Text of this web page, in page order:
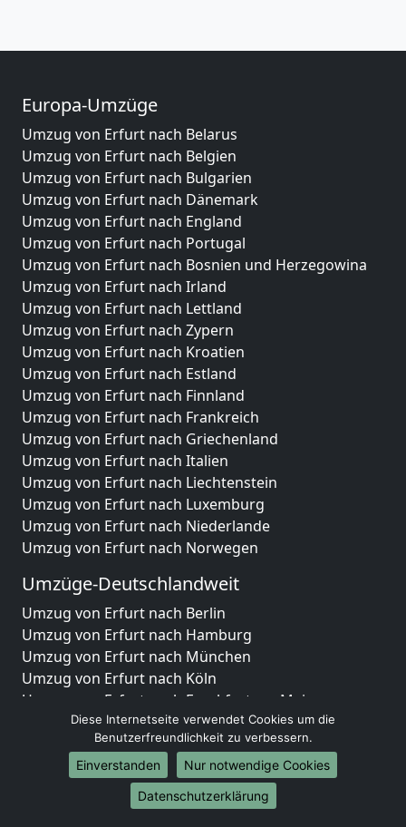
Europa-Umzüge
Umzug von Erfurt nach Belarus
Umzug von Erfurt nach Belgien
Umzug von Erfurt nach Bulgarien
Umzug von Erfurt nach Dänemark
Umzug von Erfurt nach England
Umzug von Erfurt nach Portugal
Umzug von Erfurt nach Bosnien und Herzegowina
Umzug von Erfurt nach Irland
Umzug von Erfurt nach Lettland
Umzug von Erfurt nach Zypern
Umzug von Erfurt nach Kroatien
Umzug von Erfurt nach Estland
Umzug von Erfurt nach Finnland
Umzug von Erfurt nach Frankreich
Umzug von Erfurt nach Griechenland
Umzug von Erfurt nach Italien
Umzug von Erfurt nach Liechtenstein
Umzug von Erfurt nach Luxemburg
Umzug von Erfurt nach Niederlande
Umzug von Erfurt nach Norwegen
Umzüge-Deutschlandweit
Umzug von Erfurt nach Berlin
Umzug von Erfurt nach Hamburg
Umzug von Erfurt nach München
Umzug von Erfurt nach Köln
Umzug von Erfurt nach Frankfurt am Main
Umzug von Erfurt nach Stuttgart
Umzug von Erfurt nach Düsseldorf
Umzug von Erfurt nach Leipzig
Umzug von Erfurt nach Dortmund
Umzug von Erfurt nach Essen
Diese Internetseite verwendet Cookies um die
Benutzerfreundlichkeit zu verbessern.
Einverstanden
Nur notwendige Cookies
Datenschutzerklärung